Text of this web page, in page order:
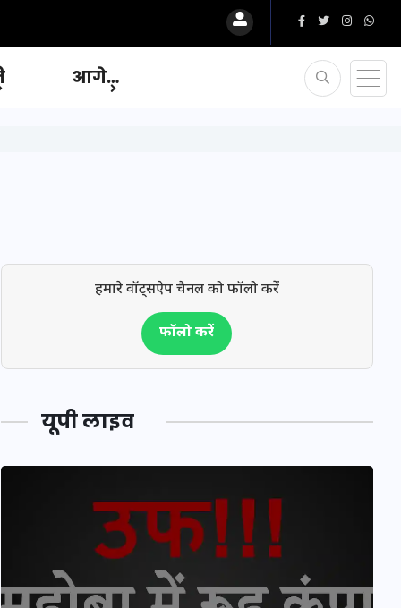
आगे…
हमारे वॉट्सऐप चैनल को फॉलो करें
फॉलो करें
यूपी लाइव